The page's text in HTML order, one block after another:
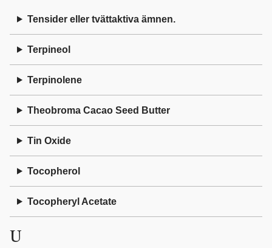
Tensider eller tvättaktiva ämnen.
Terpineol
Terpinolene
Theobroma Cacao Seed Butter
Tin Oxide
Tocopherol
Tocopheryl Acetate
U